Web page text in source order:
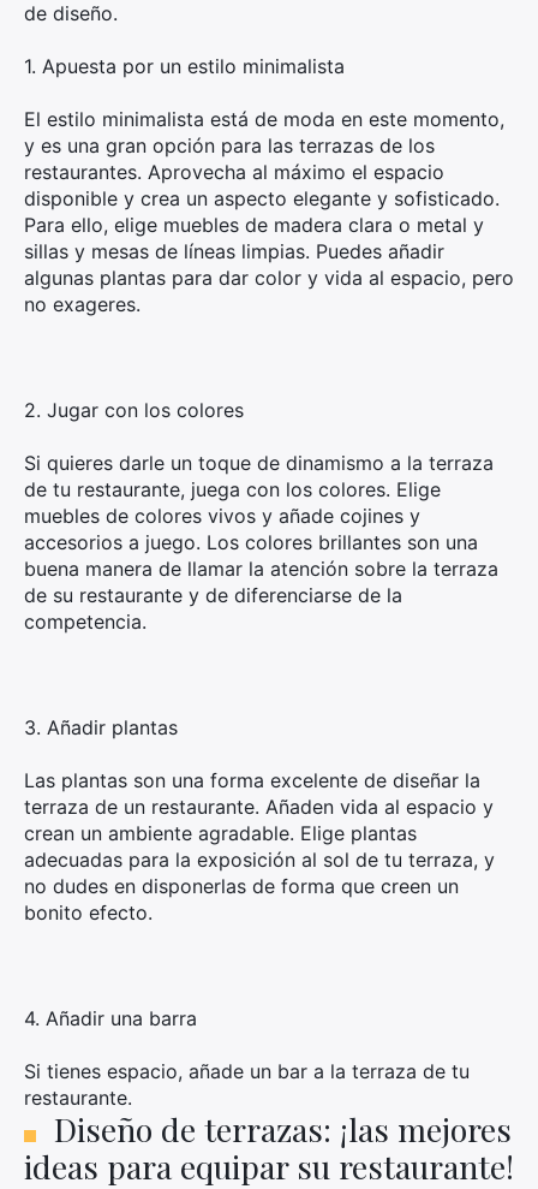
de diseño.
1. Apuesta por un estilo minimalista
El estilo minimalista está de moda en este momento,
y es una gran opción para las terrazas de los
restaurantes. Aprovecha al máximo el espacio
disponible y crea un aspecto elegante y sofisticado.
Para ello, elige muebles de madera clara o metal y
sillas y mesas de líneas limpias. Puedes añadir
algunas plantas para dar color y vida al espacio, pero
no exageres.
2. Jugar con los colores
Si quieres darle un toque de dinamismo a la terraza
de tu restaurante, juega con los colores. Elige
muebles de colores vivos y añade cojines y
accesorios a juego. Los colores brillantes son una
buena manera de llamar la atención sobre la terraza
de su restaurante y de diferenciarse de la
competencia.
3. Añadir plantas
Las plantas son una forma excelente de diseñar la
terraza de un restaurante. Añaden vida al espacio y
crean un ambiente agradable. Elige plantas
adecuadas para la exposición al sol de tu terraza, y
no dudes en disponerlas de forma que creen un
bonito efecto.
4. Añadir una barra
Si tienes espacio, añade un bar a la terraza de tu
restaurante.
Diseño de terrazas: ¡las mejores
ideas para equipar su restaurante!